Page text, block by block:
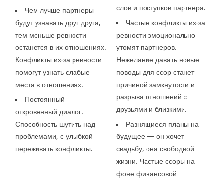
Чем лучше партнеры
будут узнавать друг друга,
тем меньше ревности
останется в их отношениях.
Конфликты из-за ревности
помогут узнать слабые
места в отношениях.
Постоянный
откровенный диалог.
Способность шутить над
проблемами, с улыбкой
переживать конфликты.
слов и поступков партнера.
Частые конфликты из-за
ревности эмоционально
утомят партнеров.
Нежелание давать новые
поводы для ссор станет
причиной замкнутости и
разрыва отношений с
друзьями и близкими.
Разнящиеся планы на
будущее — он хочет
свадьбу, она свободной
жизни. Частые ссоры на
фоне финансовой